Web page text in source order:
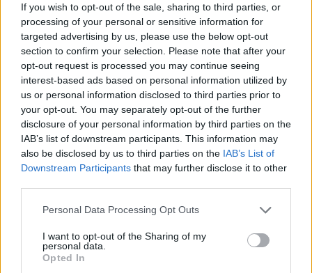
If you wish to opt-out of the sale, sharing to third parties, or
processing of your personal or sensitive information for
targeted advertising by us, please use the below opt-out
section to confirm your selection. Please note that after your
opt-out request is processed you may continue seeing
interest-based ads based on personal information utilized by
us or personal information disclosed to third parties prior to
your opt-out. You may separately opt-out of the further
disclosure of your personal information by third parties on the
IAB’s list of downstream participants. This information may
also be disclosed by us to third parties on the IAB’s List of
Downstream Participants that may further disclose it to other
Please note that this website/app uses one or more Google
not limited to your visit or usage behaviour. You may click to
grant or deny consent to Google and its third-party tags to
use your data for below specified purposes in below Google
Personal Data Processing Opt Outs
I want to opt-out of the Sharing of my
personal data.
Opted In
Pont ezen a fronton ne kerülne elő a
mesterséges intelligencia?
A Sony ismét új szabadalmakat jegyzett be, amelyek egy
mesterséges intelligenciával működő asszisztenst
mutatnak be, amely valós időben kommunikálna a
játékosokkal. Bár a vállalat évente számos újítással áll
elő, nem mindegyik jut el a megvalósításig, azonban a
mostani ötletek komoly fejlesztéseket hozhatnak a
videojátékok világába.
A Sony évek óta dolgozik mesterséges intelligencia
alapú funkciók beépítésén, hogy javítsa a játékélményt.